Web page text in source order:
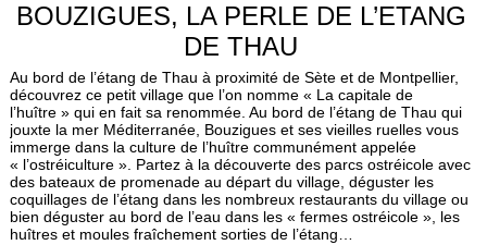
BOUZIGUES, LA PERLE DE L’ETANG
DE THAU
Au bord de l’étang de Thau à proximité de Sète et de Montpellier,
découvrez ce petit village que l’on nomme « La capitale de
l’huître » qui en fait sa renommée. Au bord de l’étang de Thau qui
jouxte la mer Méditerranée, Bouzigues et ses vieilles ruelles vous
immerge dans la culture de l’huître communément appelée
« l’ostréiculture ». Partez à la découverte des parcs ostréicole avec
des bateaux de promenade au départ du village, déguster les
coquillages de l’étang dans les nombreux restaurants du village ou
bien déguster au bord de l’eau dans les « fermes ostréicole », les
huîtres et moules fraîchement sorties de l’étang…